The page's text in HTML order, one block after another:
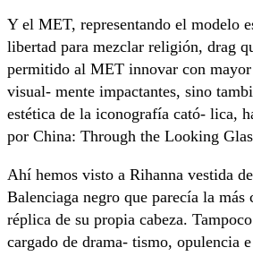
Y el MET, representando el modelo
libertad para mezclar religión, drag
permitido al MET innovar con
visual- mente impactantes, sino
estética de la iconografía cató- lica,
por China: Through the Looking
Ahí hemos visto a Rihanna vestida
Balenciaga negro que parecía la
réplica de su propia cabeza.
cargado de drama- tismo, opulencia